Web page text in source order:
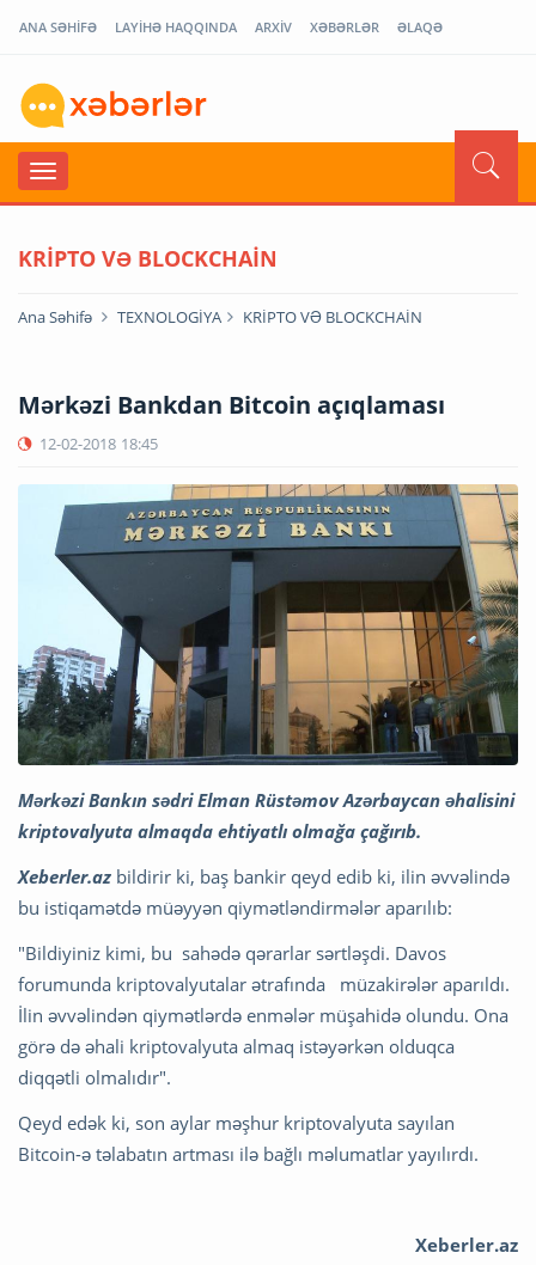
ANA SƏHİFƏ LAYİHƏ HAQQINDA ARXİV XƏBƏRLƏR ƏLAQƏ
KRİPTO VƏ BLOCKCHAİN
Ana Səhifə TEXNOLOGİYA KRİPTO VƏ BLOCKCHAİN
Mərkəzi Bankdan Bitcoin açıqlaması
12-02-2018 18:45
Mərkəzi Bankın sədri Elman Rüstəmov Azərbaycan əhalisini
kriptovalyuta almaqda ehtiyatlı olmağa çağırıb.
Xeberler.az bildirir ki, baş bankir qeyd edib ki, ilin əvvəlində
bu istiqamətdə müəyyən qiymətləndirmələr aparılıb:
"Bildiyiniz kimi, bu sahədə qərarlar sərtləşdi. Davos
forumunda kriptovalyutalar ətrafında müzakirələr aparıldı.
İlin əvvəlindən qiymətlərdə enmələr müşahidə olundu. Ona
görə də əhali kriptovalyuta almaq istəyərkən olduqca
diqqətli olmalıdır".
Qeyd edək ki, son aylar məşhur kriptovalyuta sayılan
Bitcoin-ə təlabatın artması ilə bağlı məlumatlar yayılırdı.
Xeberler.az